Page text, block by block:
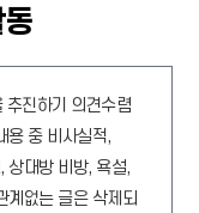
추진하기 의견수렴
용 중 비사실적,
상대방 비방, 욕설,
계없는 글은 삭제되